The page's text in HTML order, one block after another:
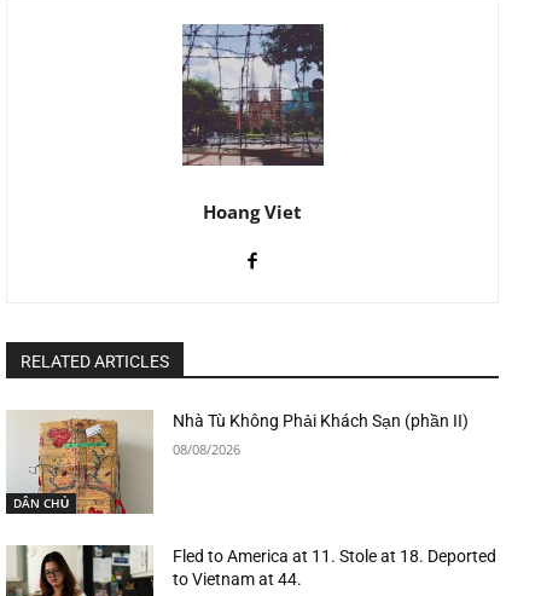
Hoang Viet
RELATED ARTICLES
DÂN CHỦ
Nhà Tù Không Phải Khách Sạn (phần II)
08/08/2026
Fled to America at 11. Stole at 18. Deported
to Vietnam at 44.